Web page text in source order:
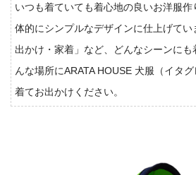
いつも着ていても着心地の良いお洋服
体的にシンプルなデザインに仕上げて
出かけ・家着」など、どんなシーンに
んな場所にARATA HOUSE 犬服（イタ
着てお出かけください。